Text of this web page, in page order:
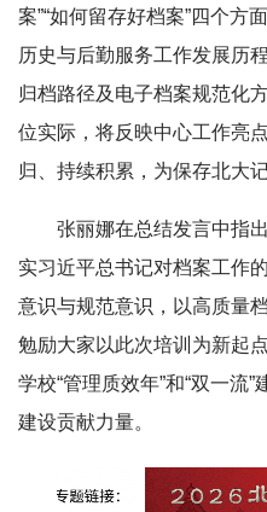
案”“如何留存好档案”四个方
历史与后勤服务工作发展历
归档路径及电子档案规范化
位实际，将反映中心工作亮
归、持续积累，为保存北大
张丽娜在总结发言中指
实习近平总书记对档案工作
意识与规范意识，以高质量
勉励大家以此次培训为新起
学校“管理质效年”和“双一流
建设贡献力量。